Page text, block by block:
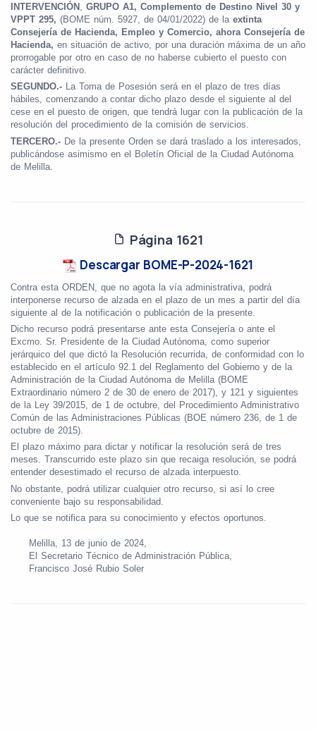
INTERVENCIÓN
GRUPO A1, Complemento de Destino Nivel 30 y
VPPT 295, (BOME núm. 5927, de 04/01/2022) de la extinta
Consejería de Hacienda, Empleo y Comercio, ahora Consejería de
Hacienda, en situación de activo, por una duración máxima de un año
prorrogable por otro en caso de no haberse cubierto el puesto con
carácter definitivo.
SEGUNDO.- La Toma de Posesión será en el plazo de tres días
hábiles, comenzando a contar dicho plazo desde el siguiente al del
cese en el puesto de origen, que tendrá lugar con la publicación de la
resolución del procedimiento de la comisión de servicios.
TERCERO.- De la presente Orden se dará traslado a los interesados,
publicándose asimismo en el Boletín Oficial de la Ciudad Autónoma
de Melilla.
Página 1621
Descargar BOME-P-2024-1621
Contra esta ORDEN, que no agota la vía administrativa, podrá
interponerse recurso de alzada en el plazo de un mes a partir del día
siguiente al de la notificación o publicación de la presente.
Dicho recurso podrá presentarse ante esta Consejería o ante el
Excmo. Sr. Presidente de la Ciudad Autónoma, como superior
jerárquico del que dictó la Resolución recurrida, de conformidad con lo
establecido en el artículo 92.1 del Reglamento del Gobierno y de la
Administración de la Ciudad Autónoma de Melilla (BOME
Extraordinario número 2 de 30 de enero de 2017), y 121 y siguientes
de la Ley 39/2015, de 1 de octubre, del Procedimiento Administrativo
Común de las Administraciones Públicas (BOE número 236, de 1 de
octubre de 2015).
El plazo máximo para dictar y notificar la resolución será de tres
meses. Transcurrido este plazo sin que recaiga resolución, se podrá
entender desestimado el recurso de alzada interpuesto.
No obstante, podrá utilizar cualquier otro recurso, si así lo cree
conveniente bajo su responsabilidad.
Lo que se notifica para su conocimiento y efectos oportunos.
Melilla, 13 de junio de 2024,
El Secretario Técnico de Administración Pública,
Francisco José Rubio Soler